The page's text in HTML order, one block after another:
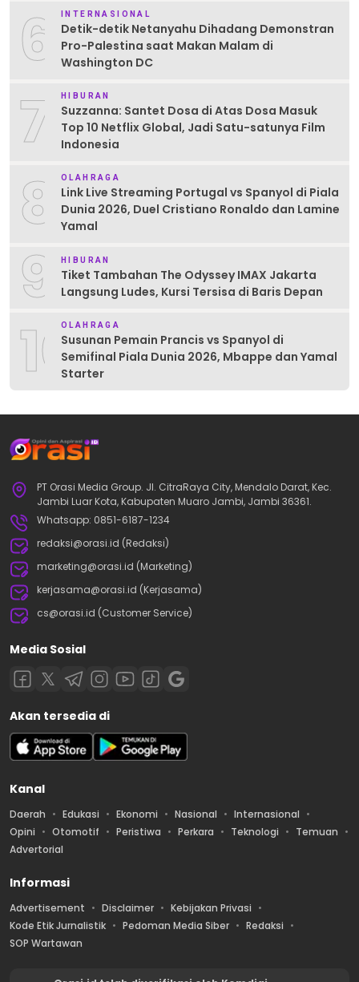
6 INTERNASIONAL
Detik-detik Netanyahu Dihadang Demonstran
Pro-Palestina saat Makan Malam di
Washington DC
7 HIBURAN
Suzzanna: Santet Dosa di Atas Dosa Masuk
Top 10 Netflix Global, Jadi Satu-satunya Film
Indonesia
8 OLAHRAGA
Link Live Streaming Portugal vs Spanyol di Piala
Dunia 2026, Duel Cristiano Ronaldo dan Lamine
Yamal
9 HIBURAN
Tiket Tambahan The Odyssey IMAX Jakarta
Langsung Ludes, Kursi Tersisa di Baris Depan
10OLAHRAGA
Susunan Pemain Prancis vs Spanyol di
Semifinal Piala Dunia 2026, Mbappe dan Yamal
Starter
PT Orasi Media Group. Jl. CitraRaya City, Mendalo Darat, Kec.
Jambi Luar Kota, Kabupaten Muaro Jambi, Jambi 36361.
Whatsapp: 0851-6187-1234
redaksi@orasi.id (Redaksi)
marketing@orasi.id (Marketing)
kerjasama@orasi.id (Kerjasama)
cs@orasi.id (Customer Service)
Media Sosial
Akan tersedia di
Kanal
Daerah Edukasi Ekonomi Nasional
Internasional
Opini
Otomotif Peristiwa Perkara Teknologi
Temuan
Advertorial
Informasi
Advertisement Disclaimer
Kebijakan Privasi
Kode Etik Jurnalistik
Pedoman Media Siber
Redaksi
SOP Wartawan